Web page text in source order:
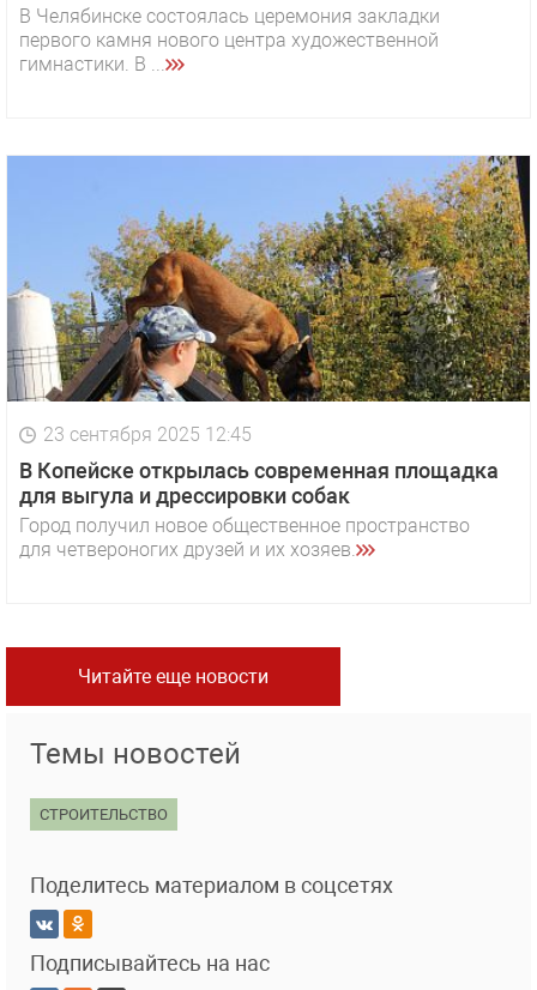
В Челябинске состоялась церемония закладки
первого камня нового центра художественной
гимнастики. В ...
23 сентября 2025 12:45
В Копейске открылась современная площадка
для выгула и дрессировки собак
Город получил новое общественное пространство
для четвероногих друзей и их хозяев.
Читайте еще новости
Темы новостей
СТРОИТЕЛЬСТВО
Поделитесь материалом в соцсетях
Подписывайтесь на нас